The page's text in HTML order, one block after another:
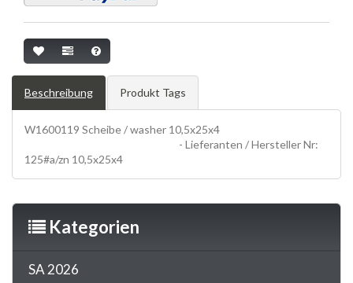
Beschreibung Produkt Tags
W1600119 Scheibe / washer 10,5x25x4
- Lieferanten / Hersteller Nr:
125#a/zn 10,5x25x4
Kategorien
SA 2026